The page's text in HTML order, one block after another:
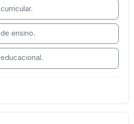
ensino.